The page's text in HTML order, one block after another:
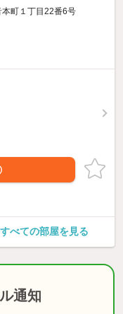
町１丁目22番6号
べての部屋を見る
通知